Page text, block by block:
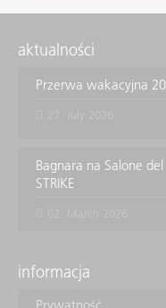
aktualności
Przerwa wakacyjna
Bagnara na Salone
STRIKE
informacja